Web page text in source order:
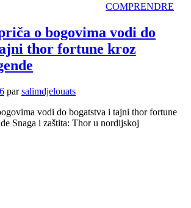
COMPRENDRE
o bogovima vodi do
thor fortune kroz
parsalimdjelouats
vodi do bogatstva i tajni thor fortune
Snaga i zaštita: Thor u nordijskoj